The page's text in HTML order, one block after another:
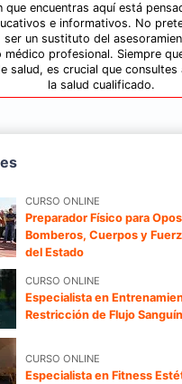
que encuentras aquí está
e informativos. No
ser un sustituto del
médico profesional. Siempre
salud, es crucial que
la salud cualificado.
CURSO ONLINE
Preparador Físico para
Bomberos, Cuerpos y
del Estado
CURSO ONLINE
Especialista en
Restricción de Flujo
CURSO ONLINE
Especialista en Fitness